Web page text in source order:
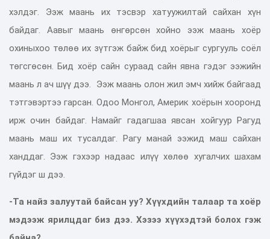
хэлдэг. Ээж маань их тэсвэр хатуужилтай сайхан хүн
байдаг. Аавыг маань өнгөрсөн хойно ээж маань хоёр
охиныхоо төлөө их зүтгэж байж бид хоёрыг сургууль соёл
төгсгөсөн. Бид хоёр сайн сураад сайн явна гэдэг ээжийн
маань л ач шүү дээ. Ээж маань олон жил эмч хийж байгаад
тэтгэвэртээ гарсан. Одоо Монгол, Америк хоёрын хооронд
ирж очин байдаг. Намайг гадагшаа явсан хойгуур Рагуд
маань маш их тусалдаг. Рагу манай ээжид маш сайхан
ханддаг. Ээж гэхээр надаас илүү хөлөө хугалчих шахам
гүйдэг ш дээ.
-Та найз залуутай байсан уу? Хүүхдийн талаар та хоёр
мэдээж ярилцдаг биз дээ. Хэзээ хүүхэдтэй болох гэж